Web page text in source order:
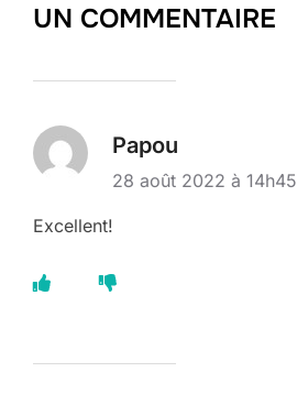
UN COMMENTAIRE
Papou
28 août 2022 à 14h45
Excellent!